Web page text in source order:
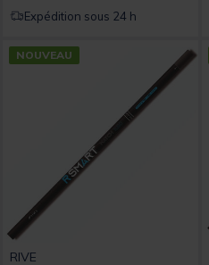
Expédition sous 24 h
NOUVEAU
RIVE